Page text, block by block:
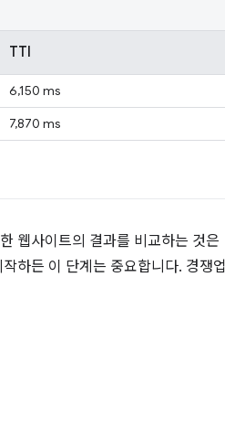
TTI
6,150 ms
7,870 ms
웹사이트의 결과를 비교하는 것은
하든 이 단계는 중요합니다. 경쟁업